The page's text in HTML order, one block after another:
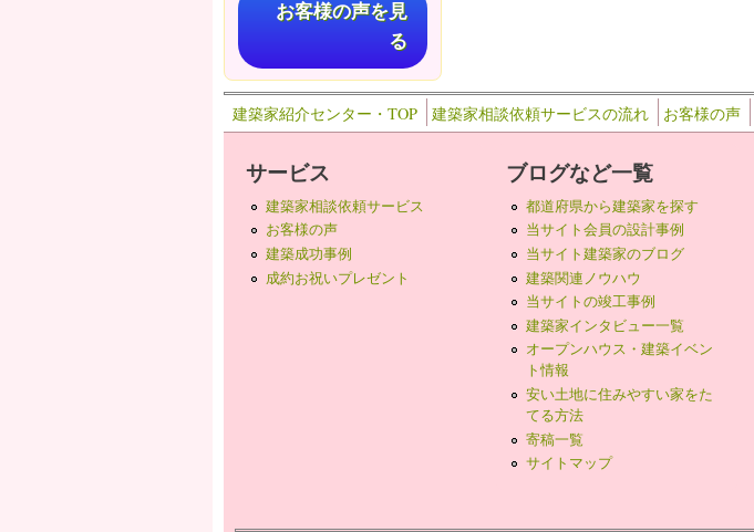
お客様の声を見
る
建築家紹介センター・TOP 建築家相談依頼サービスの流れ お客様の声
サービス
建築家相談依頼サービス
お客様の声
建築成功事例
成約お祝いプレゼント
ブログなど一覧
都道府県から建築家を探す
当サイト会員の設計事例
当サイト建築家のブログ
建築関連ノウハウ
当サイトの竣工事例
建築家インタビュー一覧
オープンハウス・建築イベン
ト情報
安い土地に住みやすい家をた
てる方法
寄稿一覧
サイトマップ